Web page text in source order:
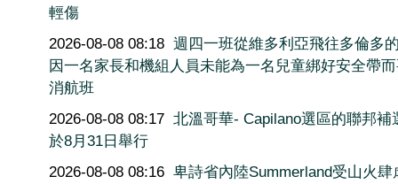
輕傷
2026-08-08 08:18 週四一班從維多利亞飛往多倫多
因一名家長和機組人員未能為一名兒童綁好安全帶
消航班
2026-08-08 08:17 北溫哥華- Capilano選區的聯邦補
於8月31日舉行
2026-08-08 08:16 卑詩省內陸Summerland受山火肆